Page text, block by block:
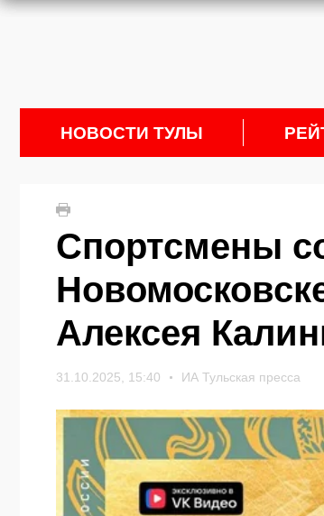
НОВОСТИ ТУЛЫ
Спортсмены
Алексея
31.10.2025, 15:40 ИА Тульская пресса